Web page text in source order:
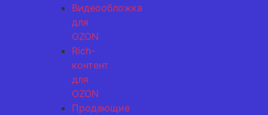
Видеообложка
для
OZON
Rich-
контент
для
OZON
Продающие